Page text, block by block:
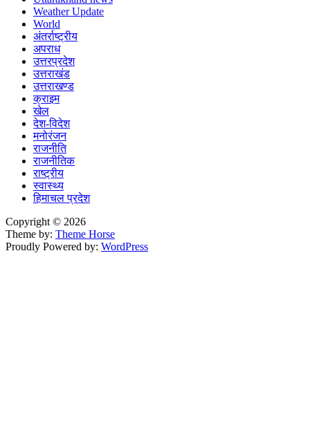
Weather Update
World
अंतर्राष्ट्रीय
अपराध
उत्तरप्रदेश
उत्तराखंड
उत्तराखण्ड
क्राइम
खेल
देश-विदेश
मनोरंजन
राजनीति
राजनीतिक
राष्ट्रीय
स्वास्थ्य
हिमाचल प्रदेश
Copyright © 2026
Theme by: Theme Horse
Proudly Powered by: WordPress